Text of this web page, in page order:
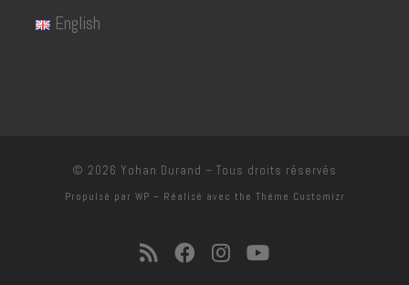
English
© 2026 Yohan Durand – Tous droits réservés
Propulsé par WP – Réalisé avec the Thème Customizr